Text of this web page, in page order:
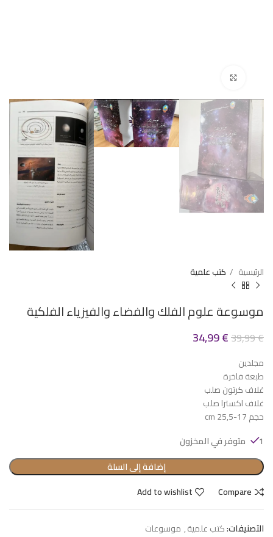
الرئيسية كتب علمية
موسوعة علوم الفلك والفضاء والفيزياء الفلكية
39,99€
34,99€
مجلدين
طبعة فاخرة
غلاف كرتون صلب
غلاف اكسترا صلب
حجم 17-25,5 cm
1 متوفر في المخزون
إضافة إلى السلة
Compare
Add to wishlist
التصنيفات:كتب علمية, موسوعات